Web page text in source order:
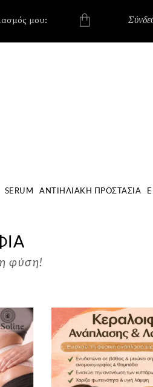
μου:
SERUM ΑΝΤΙΗΛΙΑΚΉ ΠΡΟΣΤΑΣΊΑ
φύση!